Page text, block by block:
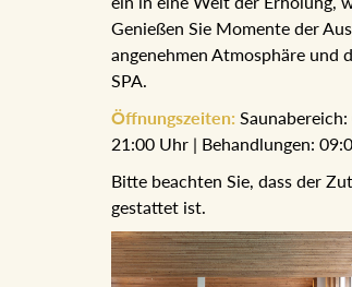
Genießen Sie Momente der
angenehmen Atmosphäre und
SPA.
Öffnungszeiten:
bis 21:00 Uhr | Behandlungen:
Bitte beachten Sie, dass der
gestattet ist.